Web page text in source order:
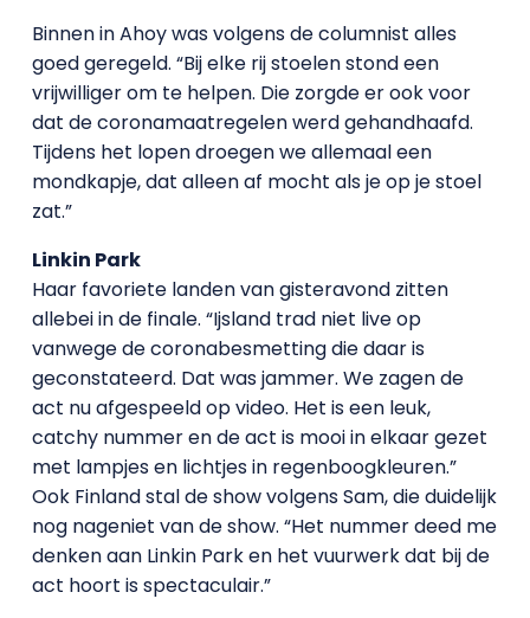
Binnen in Ahoy was volgens de columnist alles
goed geregeld. “Bij elke rij stoelen stond een
vrijwilliger om te helpen. Die zorgde er ook voor
dat de coronamaatregelen werd gehandhaafd.
Tijdens het lopen droegen we allemaal een
mondkapje, dat alleen af mocht als je op je stoel
zat.”
Linkin Park
Haar favoriete landen van gisteravond zitten
allebei in de finale. “Ijsland trad niet live op
vanwege de coronabesmetting die daar is
geconstateerd. Dat was jammer. We zagen de
act nu afgespeeld op video. Het is een leuk,
catchy nummer en de act is mooi in elkaar gezet
met lampjes en lichtjes in regenboogkleuren.”
Ook Finland stal de show volgens Sam, die duidelijk
nog nageniet van de show. “Het nummer deed me
denken aan Linkin Park en het vuurwerk dat bij de
act hoort is spectaculair.”